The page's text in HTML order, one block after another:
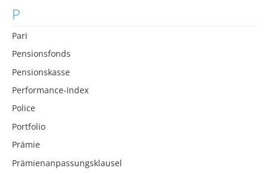
P
Pari
Pensionsfonds
Pensionskasse
Performance-Index
Police
Portfolio
Prämie
Prämienanpassungsklausel